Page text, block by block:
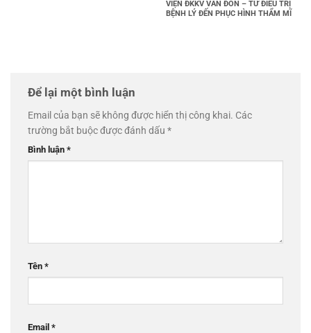
VIỆN ĐKKV VÂN ĐỒN – TỪ ĐIỀU TRỊ
BỆNH LÝ ĐẾN PHỤC HÌNH THẨM MĨ
Để lại một bình luận
Email của bạn sẽ không được hiển thị công khai. Các
trường bắt buộc được đánh dấu *
Bình luận *
Tên *
Email *